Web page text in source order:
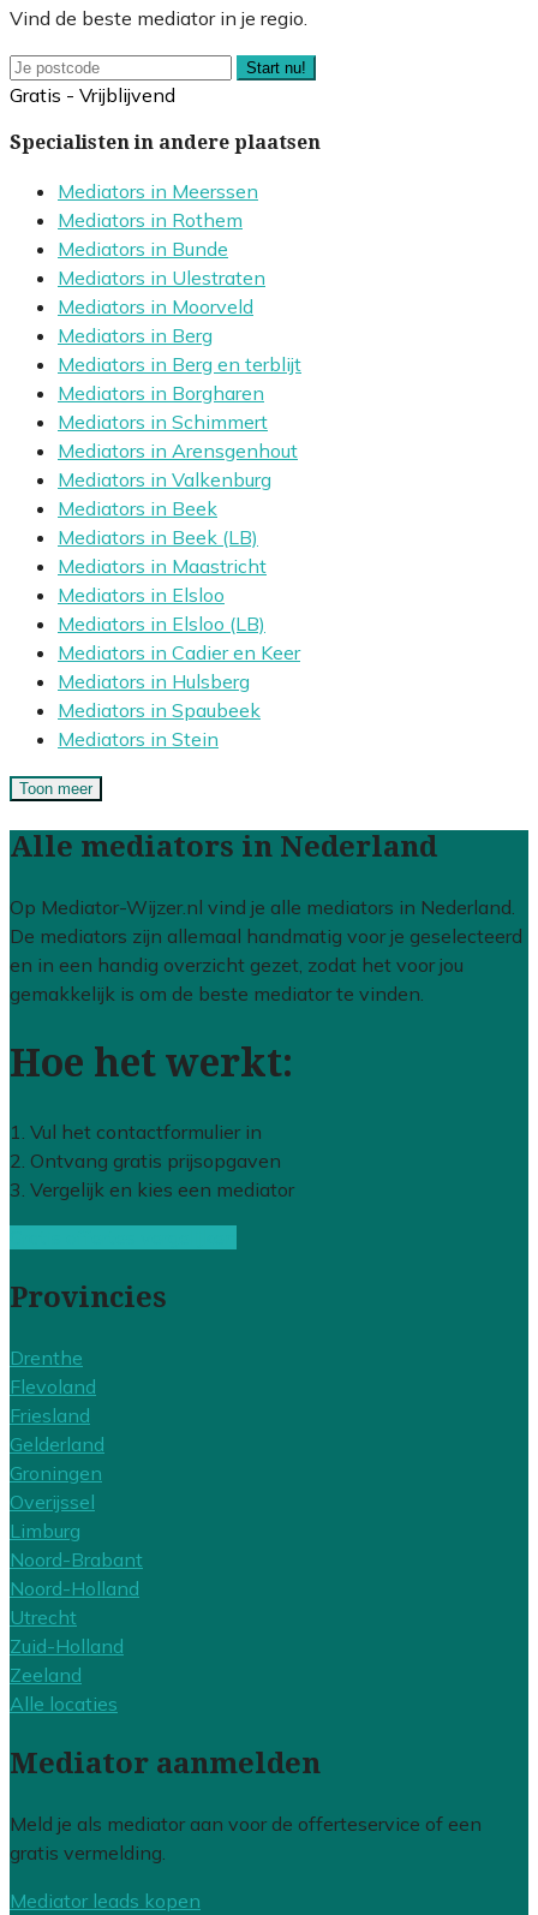
Vind de beste mediator in je regio.
Start nu!
Gratis - Vrijblijvend
Specialisten in andere plaatsen
Mediators in Meerssen
Mediators in Rothem
Mediators in Bunde
Mediators in Ulestraten
Mediators in Moorveld
Mediators in Berg
Mediators in Berg en terblijt
Mediators in Borgharen
Mediators in Schimmert
Mediators in Arensgenhout
Mediators in Valkenburg
Mediators in Beek
Mediators in Beek (LB)
Mediators in Maastricht
Mediators in Elsloo
Mediators in Elsloo (LB)
Mediators in Cadier en Keer
Mediators in Hulsberg
Mediators in Spaubeek
Mediators in Stein
Toon meer
Alle mediators in Nederland
Op Mediator-Wijzer.nl vind je alle mediators in Nederland.
De mediators zijn allemaal handmatig voor je geselecteerd
en in een handig overzicht gezet, zodat het voor jou
gemakkelijk is om de beste mediator te vinden.
Hoe het werkt:
1. Vul het contactformulier in
2. Ontvang gratis prijsopgaven
3. Vergelijk en kies een mediator
Provincies
Drenthe
Flevoland
Friesland
Gelderland
Groningen
Overijssel
Limburg
Noord-Brabant
Noord-Holland
Utrecht
Zuid-Holland
Zeeland
Alle locaties
Mediator aanmelden
Meld je als mediator aan voor de offerteservice of een
gratis vermelding.
Mediator leads kopen